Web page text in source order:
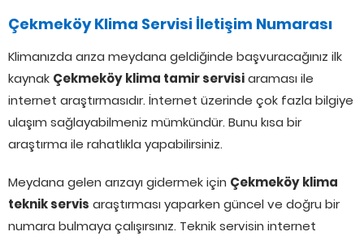
Çekmeköy Klima Servisi İletişim Numarası
Klimanızda arıza meydana geldiğinde başvuracağınız ilk
kaynak Çekmeköy klima tamir servisiaraması ile
internet araştırmasıdır. İnternet üzerinde çok fazla bilgiye
ulaşım sağlayabilmeniz mümkündür. Bunu kısa bir
araştırma ile rahatlıkla yapabilirsiniz.
Meydana gelen arızayı gidermek için Çekmeköy klima
teknik servis araştırması yaparken güncel ve doğru bir
numara bulmaya çalışırsınız. Teknik servisin internet